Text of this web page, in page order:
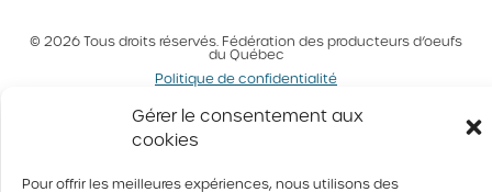
Gérer le consentement aux
cookies
Pour offrir les meilleures expériences, nous utilisons des
© 2026 Tous droits réservés. Fédération des producteurs d’oeufs
du Québec
Politique de confidentialité